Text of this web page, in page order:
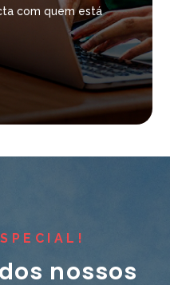
com quem está
nossos